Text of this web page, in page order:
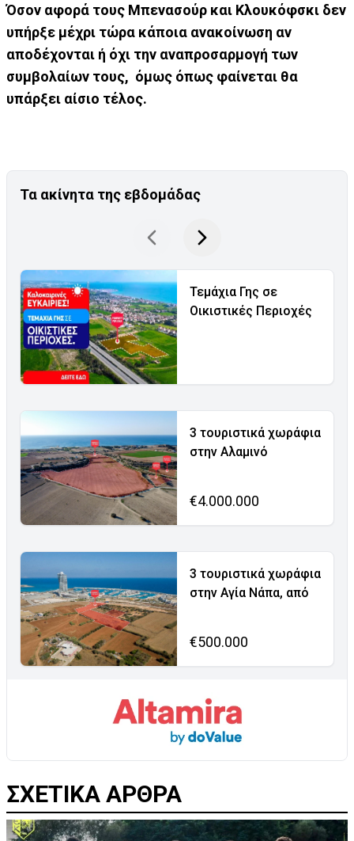
Όσον αφορά τους Μπενασούρ και Κλουκόφσκι δεν
υπήρξε μέχρι τώρα κάποια ανακοίνωση αν
αποδέχονται ή όχι την αναπροσαρμογή των
συμβολαίων τους, όμως όπως φαίνεται θα
υπάρξει αίσιο τέλος.
Τα ακίνητα της εβδομάδας
Τεμάχια Γης σε
Οικιστικές Περιοχές
3 τουριστικά χωράφια
στην Αλαμινό
€4.000.000
3 τουριστικά χωράφια
στην Αγία Νάπα, από
€500.000
ΣΧΕΤΙΚΑ ΑΡΘΡΑ